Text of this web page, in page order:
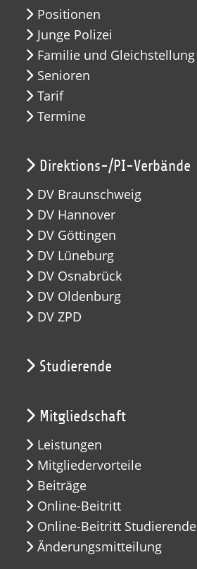
Positionen
Junge Polizei
Familie und Gleichstellung
Senioren
Tarif
Termine
Direktions-/PI-Verbände
DV Braunschweig
DV Hannover
DV Göttingen
DV Lüneburg
DV Osnabrück
DV Oldenburg
DV ZPD
Studierende
Mitgliedschaft
Leistungen
Mitgliedervorteile
Beiträge
Online-Beitritt
Online-Beitritt Studierende
Änderungsmitteilung